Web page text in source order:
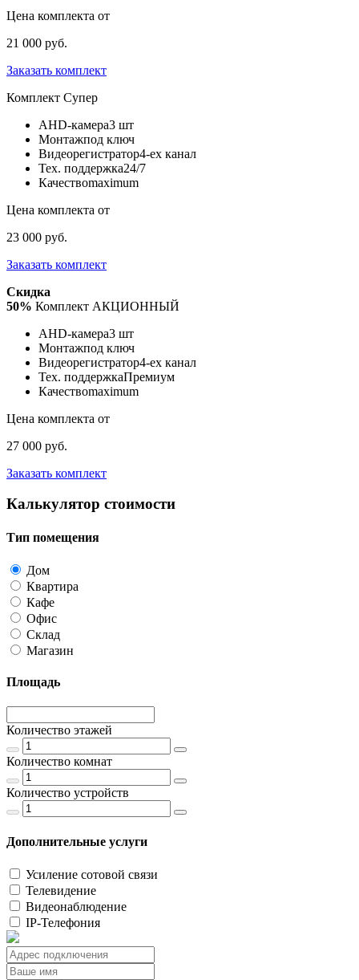
Цена комплекта от
21 000 руб.
Заказать комплект
Комплект Супер
AHD-камера3 шт
Монтажпод ключ
Видеорегистратор4-ех канал
Тех. поддержка24/7
Качествоmaximum
Цена комплекта от
23 000 руб.
Заказать комплект
Скидка
50% Комплект АКЦИОННЫЙ
AHD-камера3 шт
Монтажпод ключ
Видеорегистратор4-ех канал
Тех. поддержкаПремиум
Качествоmaximum
Цена комплекта от
27 000 руб.
Заказать комплект
Калькулятор стоимости
Тип помещения
Дом
Квартира
Кафе
Офис
Склад
Магазин
Площадь
Количество этажей
Количество комнат
Количество устройств
Дополнительные услуги
Усиление сотовой связи
Телевидение
Видеонаблюдение
IP-Телефония